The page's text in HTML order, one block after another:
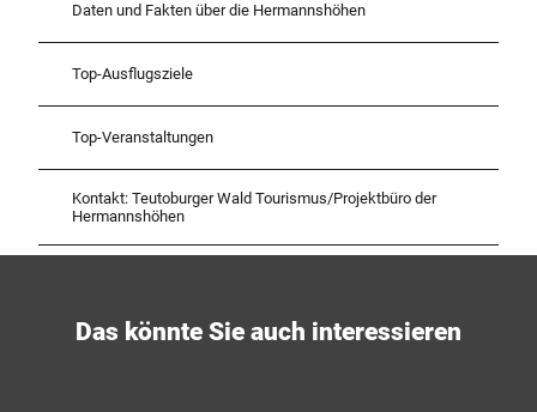
Daten und Fakten über die Hermannshöhen
Top-Ausflugsziele
Top-Veranstaltungen
Kontakt: Teutoburger Wald Tourismus/Projektbüro der
Hermannshöhen
Das könnte Sie auch interessieren